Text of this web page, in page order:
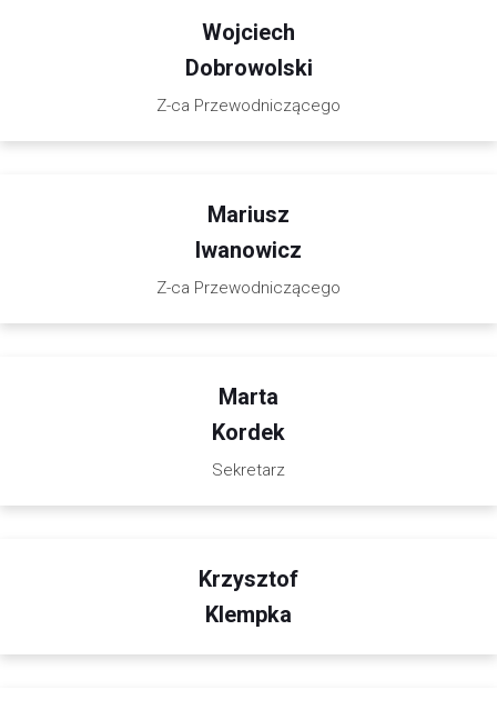
Wojciech
Dobrowolski
Z-ca Przewodniczącego
Mariusz
Iwanowicz
Z-ca Przewodniczącego
Marta
Kordek
Sekretarz
Krzysztof
Klempka